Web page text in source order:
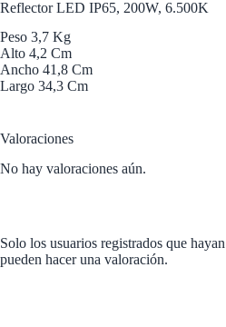
Reflector LED IP65, 200W, 6.500K
Peso 3,7 Kg
Alto 4,2 Cm
Ancho 41,8 Cm
Largo 34,3 Cm
Valoraciones
No hay valoraciones aún.
Solo los usuarios registrados que
pueden hacer una valoración.